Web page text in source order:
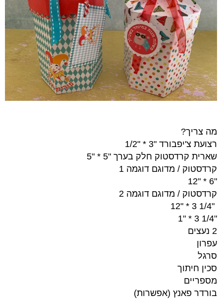
מה צריך?
רצועת צ'יפבורד "3 * "1/2
שארית קרדסטוק חלק בערך "5 * "5
קרדסטוק / מדוגם דוגמה 1
"6 * "12
קרדסטוק / מדוגם דוגמה 2
"1/4 3 * "12
"1/4 3 * "1
2 נעצים
עפרון
סרגל
סכין חיתוך
מספריים
בורדר פאנץ (אפשרות)